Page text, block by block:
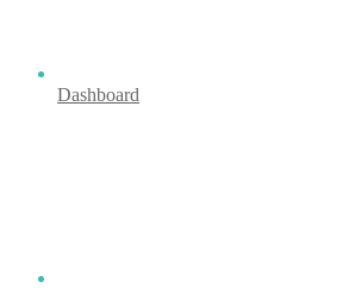
Dashboard